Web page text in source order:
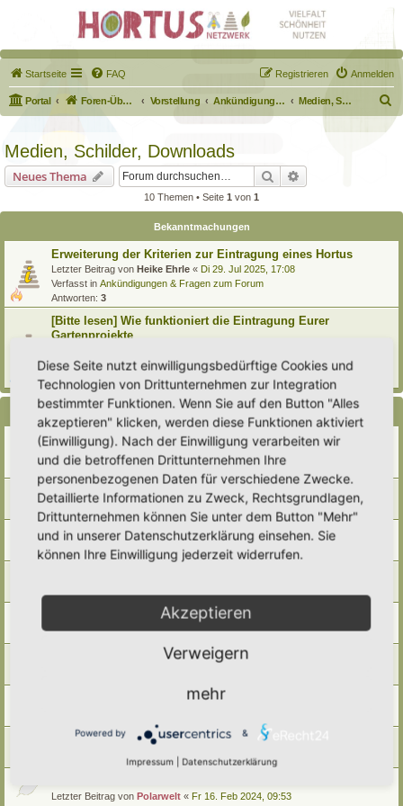
Startseite FAQ Anmelden
Registrieren
Portal Foren-Übersicht Vorstellung Ankündigungen & Fragen zum Forum Medien, Schilder, Downloads
u
Medien, Schilder, Downloads
Neues Thema Suche
10 Themen • Seite 1 von 1
Bekanntmachungen
Erweiterung der Kriterien zur Eintragung eines Hortus
Letzter Beitrag von Heike Ehrle « Di 29. Jul 2025, 17:08
Verfasst in Ankündigungen & Fragen zum Forum
Antworten: 3
[Bitte lesen] Wie funktioniert die Eintragung Eurer
Gartenprojekte
Verfasst inEingetragener Hortus - Mein Hortus und ich!
Antworten:
Themen
Bestellung Druckvorlage UN-Dekaden-Schild
Letzter Beitrag von Polarwelt«
Sa 27. Apr 2024, 17:27
Antworten: 2
Beantragung Auszeichnung Igelfreundlicher Garten
Letzter Beitrag von Polarwelt «Fr 16. Feb 2024, 11:17
Bestellung Hortus-Schild
Letzter Beitrag von Polarwelt « Fr 16. Feb 2024, 11:13
Druckvorlage Hortus-Netzwerk-Schild
Letzter Beitrag vonPolarwelt«Fr 16. Feb 2024, 10:48
Hortus-Netzwerk.de auf Deiner Seite
QR-Code Hortus-Netzwerk.de
Zeit Nutzen, sinnvoll gestalten
Polarwelt
Letzter Beitrag von Polarwelt « Fr 16. Feb 2024, 09:53
Diese Seite nutzt einwilligungsbedürftige Cookies und
Technologien von Drittunternehmen zur Integration
bestimmter Funktionen. Wenn Sie auf den Button "Alles
akzeptieren" klicken, werden diese Funktionen aktiviert
(Einwilligung). Nach der Einwilligung verarbeiten wir
und die betroffenen Drittunternehmen Ihre
personenbezogenen Daten für verschiedene Zwecke.
Detaillierte Informationen zu Zweck, Rechtsgrundlagen,
Drittunternehmen können Sie unter dem Button "Mehr"
und in unserer Datenschutzerklärung einsehen. Sie
können Ihre Einwilligung jederzeit widerrufen.
Akzeptieren
Verweigern
mehr
Powered by &
Impressum Datenschutzerklärung